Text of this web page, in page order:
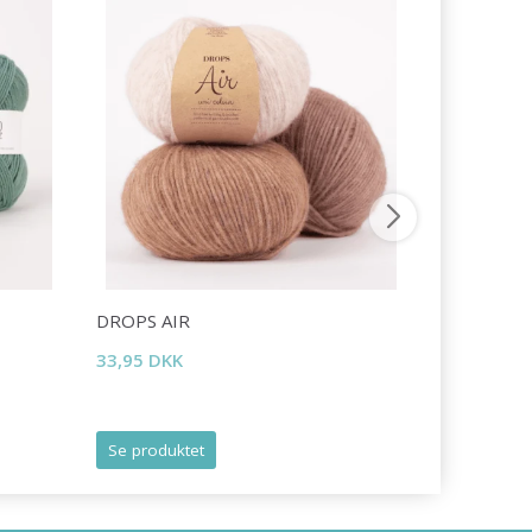
DROPS AIR
33,95 DKK
Se produktet